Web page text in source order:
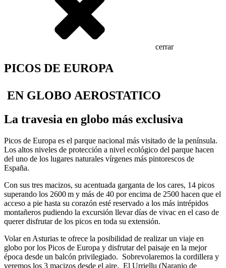
cerrar
PICOS DE EUROPA
EN GLOBO AEROSTATICO
La travesia en globo más exclusiva
Picos de Europa es el parque nacional más visitado de la península.
Los altos niveles de protección a nivel ecológico del parque hacen
del uno de los lugares naturales vírgenes más pintorescos de
España.
Con sus tres macizos, su acentuada garganta de los cares, 14 picos
superando los 2600 m y más de 40 por encima de 2500 hacen que el
acceso a pie hasta su corazón esté reservado a los más intrépidos
montañeros pudiendo la excursión llevar días de vivac en el caso de
querer disfrutar de los picos en toda su extensión.
Volar en Asturias te ofrece la posibilidad de realizar un viaje en
globo por los Picos de Europa y disfrutar del paisaje en la mejor
época desde un balcón privilegiado. Sobrevolaremos la cordillera y
veremos los 3 macizos desde el aire. El Urriellu (Naranjo de